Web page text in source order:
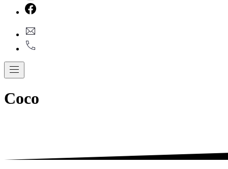
New
Window
Window
Navigation
Coco